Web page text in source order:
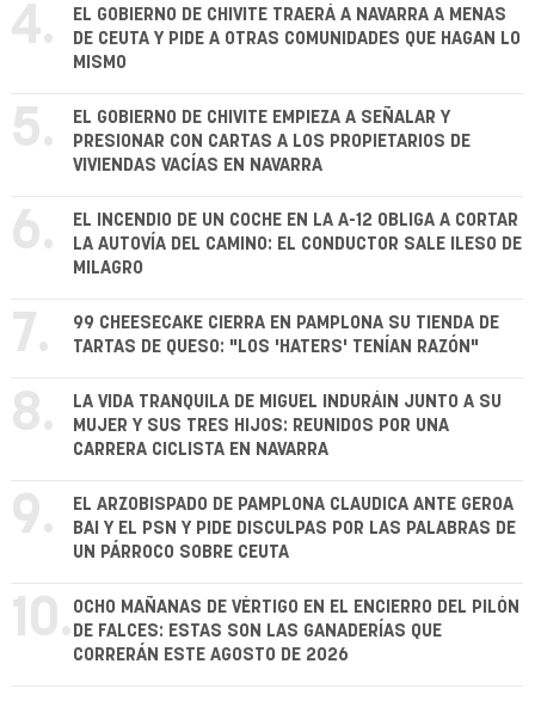
4.
EL GOBIERNO DE CHIVITE TRAERÁ A NAVARRA A MENAS
DE CEUTA Y PIDE A OTRAS COMUNIDADES QUE HAGAN LO
MISMO
5.
EL GOBIERNO DE CHIVITE EMPIEZA A SEÑALAR Y
PRESIONAR CON CARTAS A LOS PROPIETARIOS DE
VIVIENDAS VACÍAS EN NAVARRA
6.
EL INCENDIO DE UN COCHE EN LA A-12 OBLIGA A CORTAR
LA AUTOVÍA DEL CAMINO: EL CONDUCTOR SALE ILESO DE
MILAGRO
7.
99 CHEESECAKE CIERRA EN PAMPLONA SU TIENDA DE
TARTAS DE QUESO: "LOS 'HATERS' TENÍAN RAZÓN"
8.
LA VIDA TRANQUILA DE MIGUEL INDURÁIN JUNTO A SU
MUJER Y SUS TRES HIJOS: REUNIDOS POR UNA
CARRERA CICLISTA EN NAVARRA
9.
EL ARZOBISPADO DE PAMPLONA CLAUDICA ANTE GEROA
BAI Y EL PSN Y PIDE DISCULPAS POR LAS PALABRAS DE
UN PÁRROCO SOBRE CEUTA
10. OCHO MAÑANAS DE VÉRTIGO EN EL ENCIERRO DEL PILÓN
DE FALCES: ESTAS SON LAS GANADERÍAS QUE
CORRERÁN ESTE AGOSTO DE 2026